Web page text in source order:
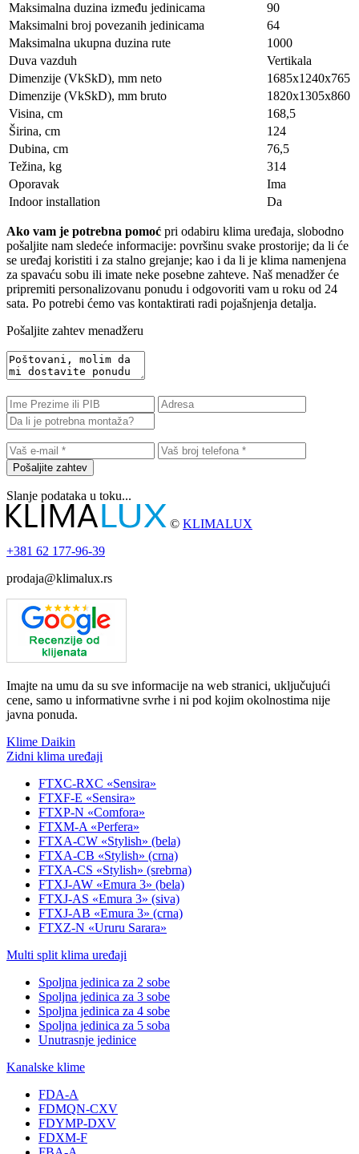
Maksimalna duzina između jedinicama
90
Maksimalni broj povezanih jedinicama
64
Maksimalna ukupna duzina rute
1000
Duva vazduh
Vertikala
Dimenzije (VkSkD), mm neto
1685x1240x765
Dimenzije (VkSkD), mm bruto
1820х1305х860
Visina, сm
168,5
Širina, сm
124
Dubina, сm
76,5
Težina, kg
314
Oporavak
Ima
Indoor installation
Da
Ako vam je potrebna pomoć pri odabiru klima uređaja, slobodno
pošaljite nam sledeće informacije: površinu svake prostorije; da li će
se uređaj koristiti i za stalno grejanje; kao i da li je klima namenjena
za spavaću sobu ili imate neke posebne zahteve. Naš menadžer će
pripremiti personalizovanu ponudu i odgovoriti vam u roku od 24
sata. Po potrebi ćemo vas kontaktirati radi pojašnjenja detalja.
Pošaljite zahtev menadžeru
Pošaljite zahtev
Slanje podataka u toku...
© KLIMALUX
+381 62 177-96-39
prodaja@klimalux.rs
Imajte na umu da su sve informacije na web stranici, uključujući
cene, samo u informativne svrhe i ni pod kojim okolnostima nije
javna ponuda.
Klime Daikin
Zidni klima uređaji
FTXC-RXC «Sensira»
FTXF-E «Sensira»
FTXP-N «Comfora»
FTXM-A «Perfera»
FTXA-CW «Stylish» (bela)
FTXA-CB «Stylish» (crna)
FTXA-CS «Stylish» (srebrna)
FTXJ-AW «Emura 3» (bela)
FTXJ-AS «Emura 3» (siva)
FTXJ-AB «Emura 3» (crna)
FTXZ-N «Ururu Sarara»
Multi split klima uređaji
Spoljna jedinica za 2 sobe
Spoljna jedinica za 3 sobe
Spoljna jedinica za 4 sobe
Spoljna jedinica za 5 soba
Unutrasnje jedinice
Kanalske klime
FDA-A
FDMQN-CXV
FDYMP-DXV
FDXM-F